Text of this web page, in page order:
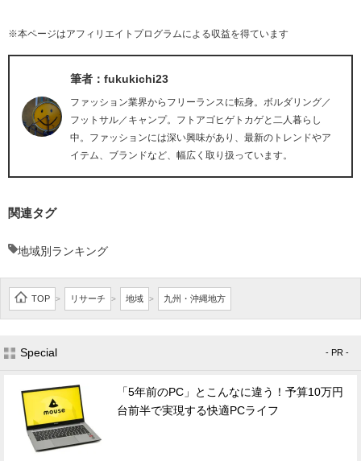
※本ページはアフィリエイトプログラムによる収益を得ています
筆者：fukukichi23
ファッション業界からフリーランスに転身。ボルダリング／
フットサル／キャンプ。フトアゴヒゲトカゲと二人暮らし
中。ファッションには深い興味があり、最新のトレンドやア
イテム、ブランドなど、幅広く取り扱っています。
関連タグ
地域別ランキング
TOP > リサーチ > 地域 > 九州・沖縄地方
Special - PR -
「5年前のPC」とこんなに違う！予算10万円
台前半で実現する快適PCライフ